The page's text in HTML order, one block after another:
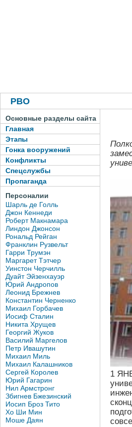
РВО
Основные разделы сайта
Главная
Этапы
Гонка вооружений
Конфликты
Спецслужбы
Пропаганда
Персоналии
Шарль де Голль
Джон Кеннеди
Роберт Макнамара
Линдон Джонсон
Рональд Рейган
Франклин Рузвельт
Гарри Трумэн
Маргарет Тэтчер
Уинстон Черчилль
Дуайт Эйзенхауэр
Юрий Андропов
Леонид Брежнев
Константин Черненко
Михаил Горбачев
Иосиф Сталин
Никита Хрущев
Георгий Жуков
Василий Маргелов
Петр Ивашутин
Михаил Миль
Михаил Калашников
Сергей Королев
Юрий Гагарин
Нил Армстронг
Збигнев Бжезинский
Иосип Броз Тито
Хо Ши Мин
Моше Даян
1